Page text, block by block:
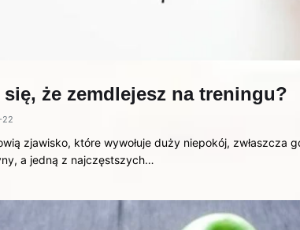
że zemdlejesz na treningu?
zjawisko, które wywołuje duży niepokój, zwłaszcza
a jedną z najczęstszych…